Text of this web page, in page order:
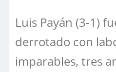
Luis Payán (3-1)
derrotado con
imparables, tres